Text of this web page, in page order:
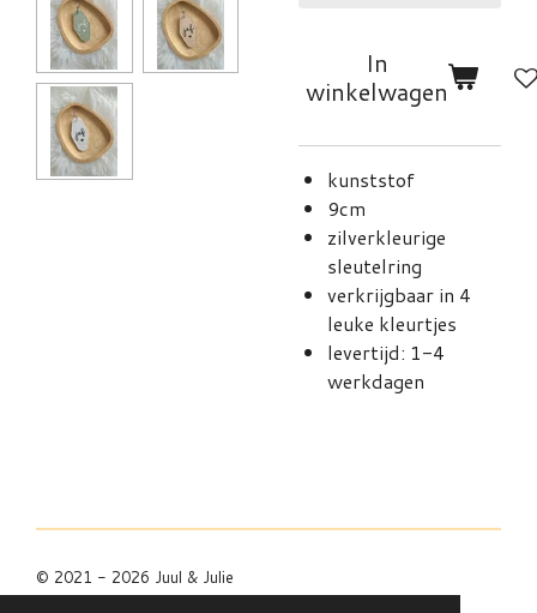
In
winkelwagen
kunststof
9cm
zilverkleurige
sleutelring
verkrijgbaar in 4
leuke kleurtjes
levertijd: 1-4
werkdagen
© 2021 - 2026 Juul & Julie
Powered byJouwWeb